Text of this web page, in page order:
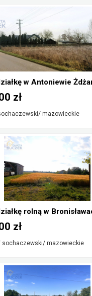
w Antoniewie
mazowieckie
zł
rolną w
sochaczewski/ mazowieckie
zł